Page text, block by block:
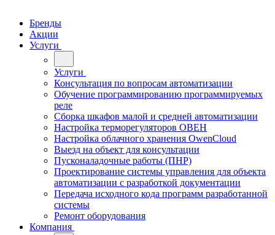
Бренды
Акции
Услуги
Услуги
Консультация по вопросам автоматизации
Обучение программированию программируемых
реле
Сборка шкафов малой и средней автоматизации
Настройка терморегуляторов ОВЕН
Настройка облачного хранения OwenCloud
Выезд на объект для консультации
Пусконаладочные работы (ПНР)
Проектирование системы управления для объекта
автоматизации с разработкой документации
Передача исходного кода программ разработанной
системы
Ремонт оборудования
Компания